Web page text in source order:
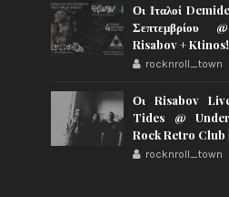
Οι Ιταλοί
Σεπτεμβρίου
Risabov + Ktinos!
rocknroll_town
Οι Risabov
Tides @
Rock Retro Club |
rocknroll_town